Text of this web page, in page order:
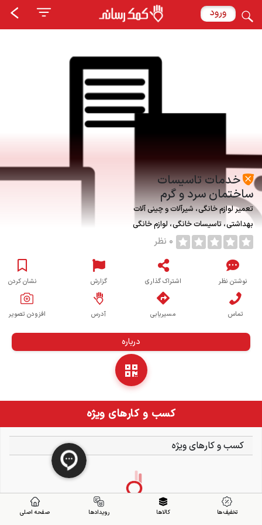
ورود
خدمات تاسیسات
ساختمان سرد و گرم
تعمیر لوازم خانگی شیرآلات و چینی آلات
بهداشتی تاسیسات خانگی لوازم خانگی
0 نظر
نوشتن نظر اشتراک گذاری گزارش نشان کردن
تماس مسیریابی آدرس افزودن تصویر
درباره
کسب و کارهای ویژه
کسب و کارهای ویژه
تخفیف ها کالاها رویدادها صفحه اصلی